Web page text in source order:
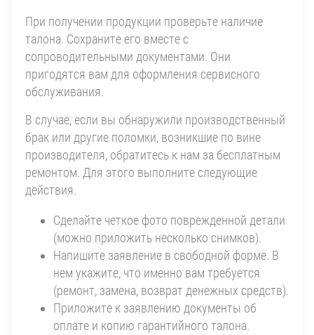
При получении продукции проверьте наличие
талона. Сохраните его вместе с
сопроводительными документами. Они
пригодятся вам для оформления сервисного
обслуживания.
В случае, если вы обнаружили производственный
брак или другие поломки, возникшие по вине
производителя, обратитесь к нам за бесплатным
ремонтом. Для этого выполните следующие
действия.
Сделайте четкое фото поврежденной детали
(можно приложить несколько снимков).
Напишите заявление в свободной форме. В
нем укажите, что именно вам требуется
(ремонт, замена, возврат денежных средств).
Приложите к заявлению документы об
оплате и копию гарантийного талона.